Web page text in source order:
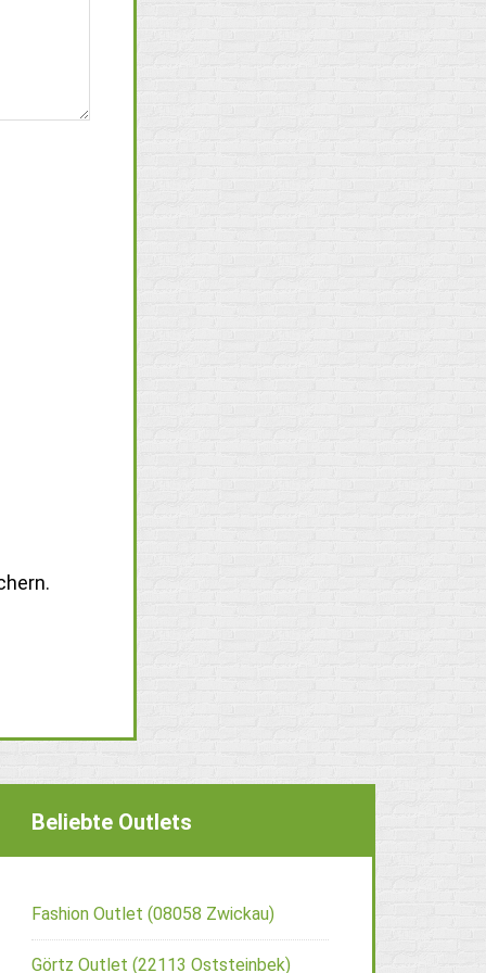
Beliebte Outlets
Fashion Outlet (08058 Zwickau)
Görtz Outlet (22113 Oststeinbek)